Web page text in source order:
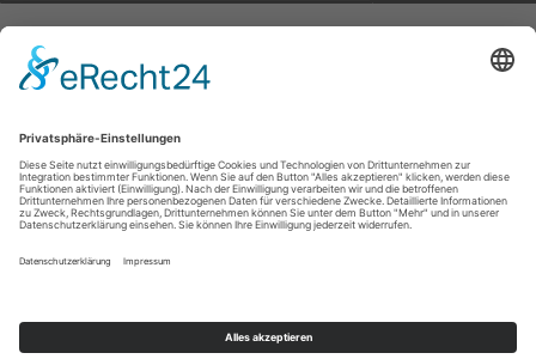
Adresse
*
Verlagsinfo
Weitere Infomationen